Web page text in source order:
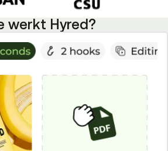
werkt Hyred?